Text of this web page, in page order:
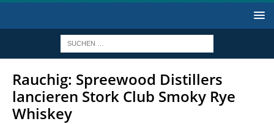
Rauchig: Spreewood Distillers
lancieren Stork Club Smoky Rye
Whiskey